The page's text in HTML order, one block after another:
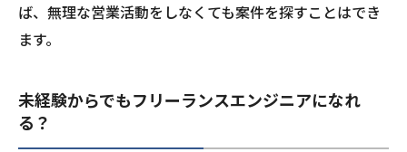
ば、無理な営業活動をしなくても案件を探すことはでき
ます。
未経験からでもフリーランスエンジニアになれ
る？